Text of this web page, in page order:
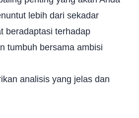
lebih dari sekadar
beradaptasi terhadap
tumbuh bersama ambisi
analisis yang jelas dan